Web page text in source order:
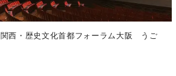
関西・歴史文化首都フォーラム大阪 うご